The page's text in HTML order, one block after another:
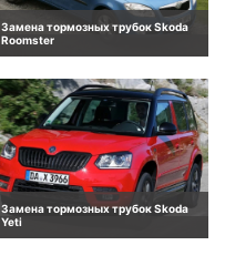
Замена тормозных трубок Skoda
Roomster
Замена тормозных трубок Skoda
Yeti